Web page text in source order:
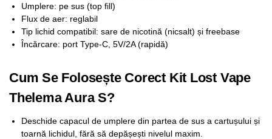
Umplere: pe sus (top fill)
Flux de aer: reglabil
Tip lichid compatibil: sare de nicotină (nicsalt) și freebase
Încărcare: port Type-C, 5V/2A (rapidă)
Cum Se Folosește Corect Kit Lost Vape
Thelema Aura S?
Deschide capacul de umplere din partea de sus a cartușului și
toarnă lichidul, fără să depășești nivelul maxim.